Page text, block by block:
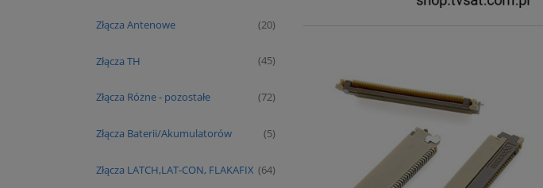
Złącza Antenowe (20)
Złącza TH (45)
Złącza Różne - pozostałe (72)
Złącza Baterii/Akumulatorów (5)
Złącza LATCH,LAT-CON, FLAKAFIX (64)